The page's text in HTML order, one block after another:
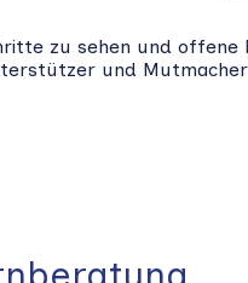
zu sehen und offene
und